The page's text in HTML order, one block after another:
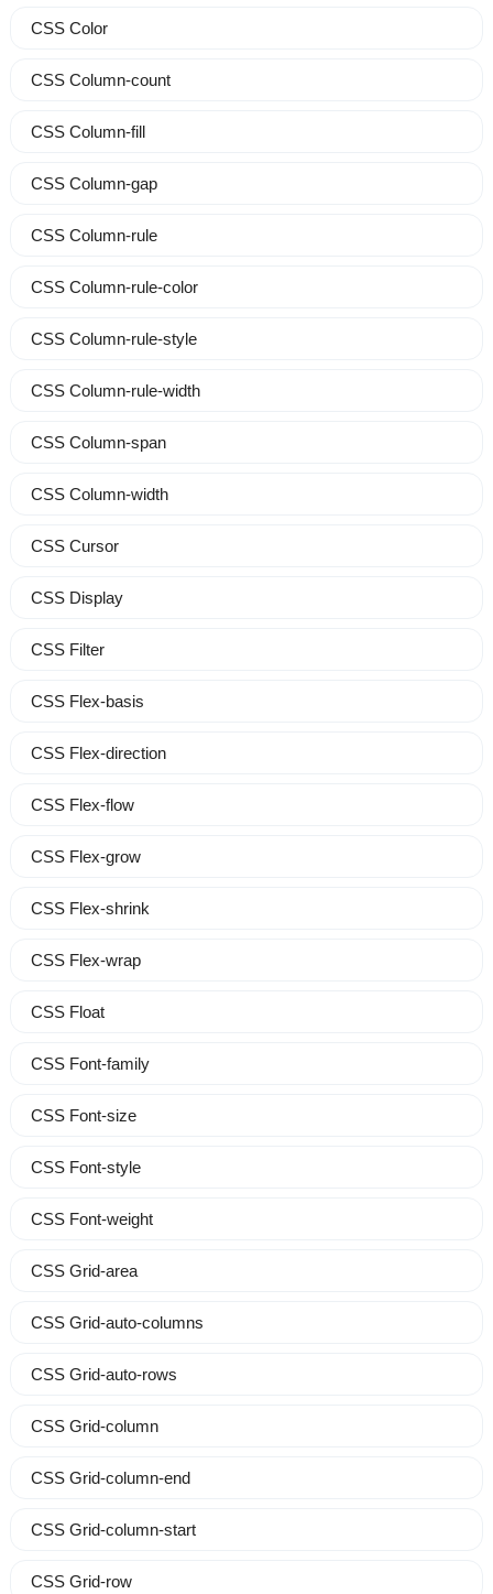
CSS Color
CSS Column-count
CSS Column-fill
CSS Column-gap
CSS Column-rule
CSS Column-rule-color
CSS Column-rule-style
CSS Column-rule-width
CSS Column-span
CSS Column-width
CSS Cursor
CSS Display
CSS Filter
CSS Flex-basis
CSS Flex-direction
CSS Flex-flow
CSS Flex-grow
CSS Flex-shrink
CSS Flex-wrap
CSS Float
CSS Font-family
CSS Font-size
CSS Font-style
CSS Font-weight
CSS Grid-area
CSS Grid-auto-columns
CSS Grid-auto-rows
CSS Grid-column
CSS Grid-column-end
CSS Grid-column-start
CSS Grid-row